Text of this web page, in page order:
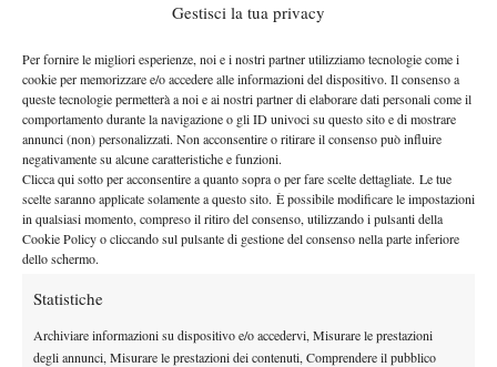
Gestisci la tua privacy
Per fornire le migliori esperienze, noi e i nostri partner utilizziamo tecnologie come i
cookie per memorizzare e/o accedere alle informazioni del dispositivo. Il consenso a
queste tecnologie permetterà a noi e ai nostri partner di elaborare dati personali come il
comportamento durante la navigazione o gli ID univoci su questo sito e di mostrare
annunci (non) personalizzati. Non acconsentire o ritirare il consenso può influire
negativamente su alcune caratteristiche e funzioni.
Clicca qui sotto per acconsentire a quanto sopra o per fare scelte dettagliate. Le tue
scelte saranno applicate solamente a questo sito. È possibile modificare le impostazioni
in qualsiasi momento, compreso il ritiro del consenso, utilizzando i pulsanti della
Cookie Policy o cliccando sul pulsante di gestione del consenso nella parte inferiore
dello schermo.
Statistiche
Archiviare informazioni su dispositivo e/o accedervi, Misurare le prestazioni
degli annunci, Misurare le prestazioni dei contenuti, Comprendere il pubblico
, Jodar è solo il quinto teenager a ottenere una
a lui, in questa speciale classifica ci sono: Andy Murray, che ha
sconfitto l’allora numero 3 Ivan Ljubicic al secondo turno nel
2006, Juan Martin del Potro, vincitore nel match di secondo
turno con il padrone di casa e numero 9 del mondo Tommy
Robredo nel 2007, Carlos Alcaraz, incredibile mattatore nel 2022
grazie ai successi in fila su Rafael Nadal (numero 4 del mondo),
Novak Djokovic (numero 1 del mondo) e Alexander Zverev
(numero 3 del mondo) e, infine, Jakub Mensik, uscito vittorioso
nella sfida di secondo turno con Grigor Dimitrov, numero 10 del